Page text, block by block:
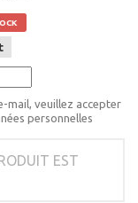
mail, veuillez accepter
personnelles
EST